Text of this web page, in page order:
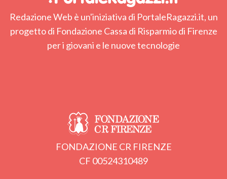
Redazione Web è un'iniziativa di PortaleRagazzi.it, un
progetto di Fondazione Cassa di Risparmio di Firenze
per i giovani e le nuove tecnologie
FONDAZIONE CR FIRENZE
CF 00524310489